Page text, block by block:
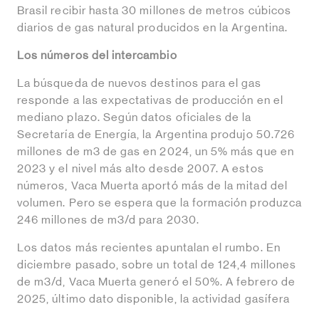
Brasil recibir hasta 30 millones de metros cúbicos
diarios de gas natural producidos en la Argentina.
Los números del intercambio
La búsqueda de nuevos destinos para el gas
responde a las expectativas de producción en el
mediano plazo. Según datos oficiales de la
Secretaría de Energía, la Argentina produjo 50.726
millones de m3 de gas en 2024, un 5% más que en
2023 y el nivel más alto desde 2007. A estos
números, Vaca Muerta aportó más de la mitad del
volumen. Pero se espera que la formación produzca
246 millones de m3/d para 2030.
Los datos más recientes apuntalan el rumbo. En
diciembre pasado, sobre un total de 124,4 millones
de m3/d, Vaca Muerta generó el 50%. A febrero de
2025, último dato disponible, la actividad gasífera